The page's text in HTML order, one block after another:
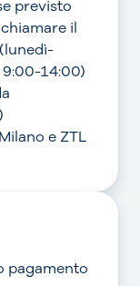
previsto
il
(lunedì-
14:00)
e ZTL
pagamento